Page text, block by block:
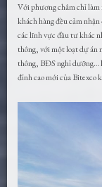
Với phương châm chỉ
khách hàng đều cảm
các lĩnh vực đầu tư khác
thông, với một loạt dự án
thông, BĐS nghỉ dưỡng…
đỉnh cao mới của